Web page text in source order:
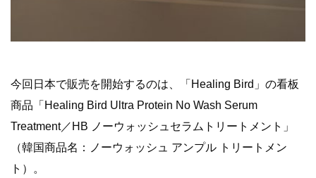
今回日本で販売を開始するのは、「Healing Bird」の看板
商品「Healing Bird Ultra Protein No Wash Serum
Treatment／HB ノーウォッシュセラムトリートメント」
（韓国商品名：ノーウォッシュ アンプル トリートメン
ト）。